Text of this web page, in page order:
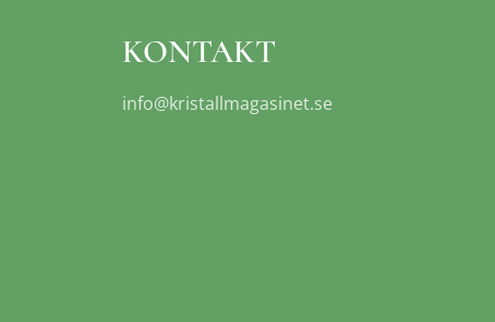
KONTAKT
info@kristallmagasinet.se